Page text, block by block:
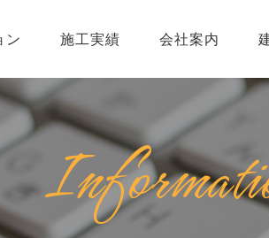
ン 施工実績 会社案内